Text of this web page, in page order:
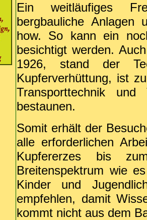
Ein weitläufiges
bergbauliche Anlagen
how. So kann ein
besichtigt werden.
1926, stand der
Kupferverhüttung, ist
Transporttechnik
bestaunen.
Somit erhält der
alle erforderlichen
Kupfererzes bis
Breitenspektrum wie
Kinder und
empfehlen, damit
kommt nicht aus dem